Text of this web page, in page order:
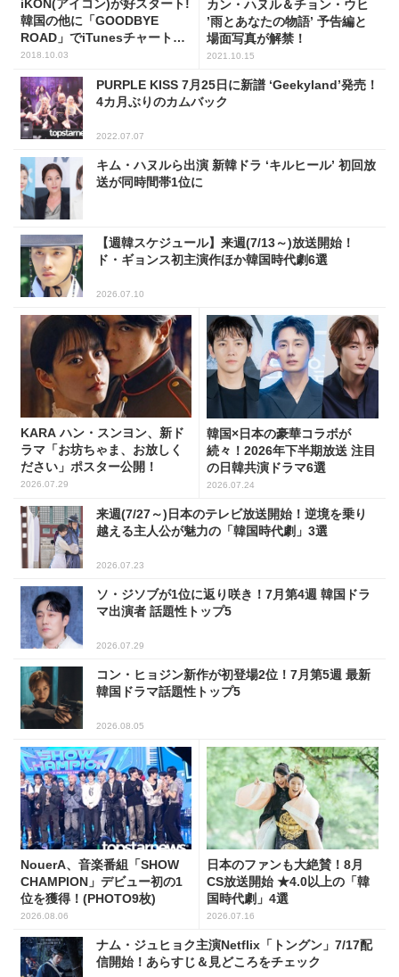
iKON(アイコン)が好スタート!
韓国の他に「GOODBYE
ROAD」でiTunesチャート1
位を席巻した国は?
2018.10.03
カン・ハヌル＆チョン・ウヒ
’雨とあなたの物語’ 予告編と
場面写真が解禁！
2021.10.15
PURPLE KISS 7月25日に新譜 ‘Geekyland’発売！
4カ月ぶりのカムバック
2022.07.07
キム・ハヌルら出演 新韓ドラ ‘キルヒール’ 初回放
送が同時間帯1位に
【週韓スケジュール】来週(7/13～)放送開始！
ド・ギョンス初主演作ほか韓国時代劇6選
2026.07.10
KARA ハン・スンヨン、新ド
ラマ「お坊ちゃま、お放しく
ださい」ポスター公開！
2026.07.29
韓国×日本の豪華コラボが
続々！2026年下半期放送 注目
の日韓共演ドラマ6選
2026.07.24
来週(7/27～)日本のテレビ放送開始！逆境を乗り
越える主人公が魅力の「韓国時代劇」3選
2026.07.23
ソ・ジソブが1位に返り咲き！7月第4週 韓国ドラ
マ出演者 話題性トップ5
2026.07.29
コン・ヒョジン新作が初登場2位！7月第5週 最新
韓国ドラマ話題性トップ5
2026.08.05
NouerA、音楽番組「SHOW
CHAMPION」デビュー初の1
位を獲得！(PHOTO9枚)
2026.08.06
日本のファンも大絶賛！8月
CS放送開始 ★4.0以上の「韓
国時代劇」4選
2026.07.16
ナム・ジュヒョク主演Netflix「トングン」7/17配
信開始！あらすじ＆見どころをチェック